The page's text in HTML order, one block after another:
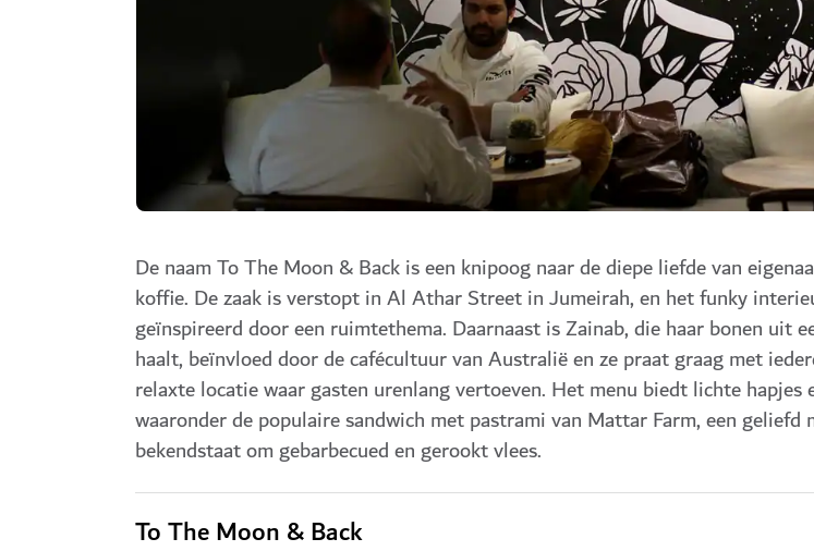
De naam To The Moon & Back is een knipoog naar de diepe liefde van
koffie. De zaak is verstopt in Al Athar Street in Jumeirah, en het funky
geïnspireerd door een ruimtethema. Daarnaast is Zainab, die haar bonen uit
haalt, beïnvloed door de cafécultuur van Australië en ze praat graag met
relaxte locatie waar gasten urenlang vertoeven. Het menu biedt lichte hapjes
waaronder de populaire sandwich met pastrami van Mattar Farm, een geliefd
bekendstaat om gebarbecued en gerookt vlees.
To The Moon & Back